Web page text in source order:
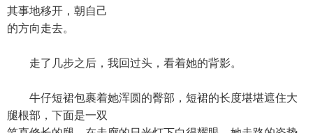
其事地移开，朝自己
的方向走去。
走了几步之后，我回过头，看着她的背影。
牛仔短裙包裹着她浑圆的臀部，短裙的长度堪堪遮住大
腿根部，下面是一双